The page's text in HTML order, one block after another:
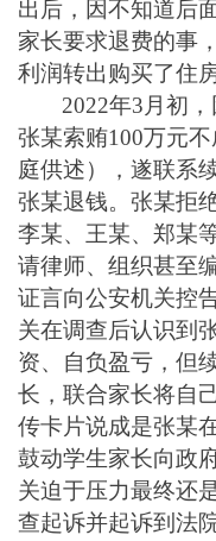
出后，因不知道后
家长要求退费的事
利润转出购买了住
2022年3月初
张某索贿100万元
庭供述），遂联系
张某退钱。张某拒
李某、王某、郑某
请律师、组织甚至
证言向公安机关控
关在调查后认识到
资、自负盈亏，但
长，联合家长将自
传卡片说成是张某
鼓动学生家长向政
关迫于压力最终还
查起诉并起诉到法